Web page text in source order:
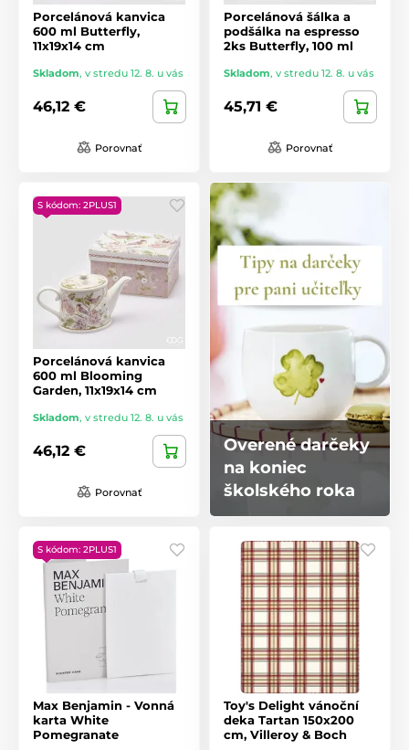
Porcelánová kanvica
600 ml Butterfly,
11x19x14 cm
Skladom, v stredu 12. 8. u vás
46,12 €
Porovnať
Porcelánová šálka a
podšálka na espresso
2ks Butterfly, 100 ml
Skladom, v stredu 12. 8. u vás
45,71 €
Porovnať
S kódom: 2PLUS1
Porcelánová kanvica
600 ml Blooming
Garden, 11x19x14 cm
Skladom, v stredu 12. 8. u vás
46,12 €
Porovnať
Overené darčeky
na koniec
školského roka
S kódom: 2PLUS1
Max Benjamin - Vonná
karta White
Pomegranate
Toy's Delight vánoční
deka Tartan 150x200
cm, Villeroy & Boch